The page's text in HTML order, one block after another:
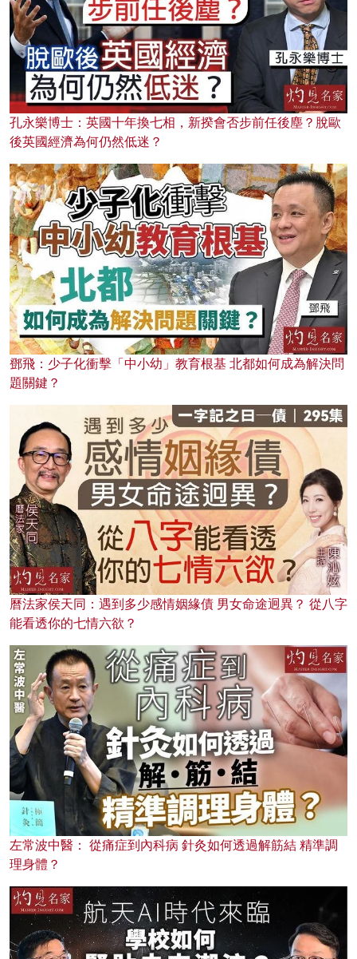
孔永樂博士：英國十年換七相，新揆會否步前任後塵？脫歐
後英國經濟為何仍然低迷？
鄧飛：少子化衝擊「中小幼」教育根基 北都如何成為解決問
題關鍵？
曆法家侯天同：遇到多少感情姻緣債 男女命途迥異？ 從八字
能看透你的七情六欲？
左常波中醫： 從痛症到內科病 針灸如何透過解筋結 精準調
理身體？